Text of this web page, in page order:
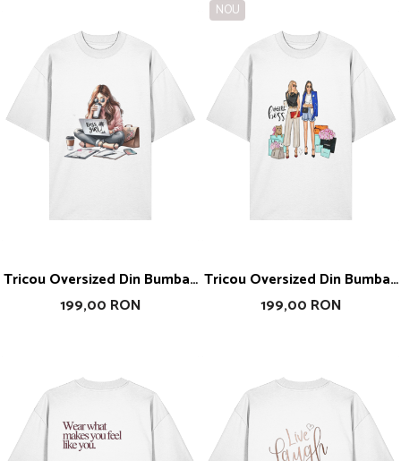
Tricou Oversized Din Bumbac
Organic Girl Work
199,00 RON
NOU
Tricou Oversized Din Bumbac
Organic Girls Boss
199,00 RON